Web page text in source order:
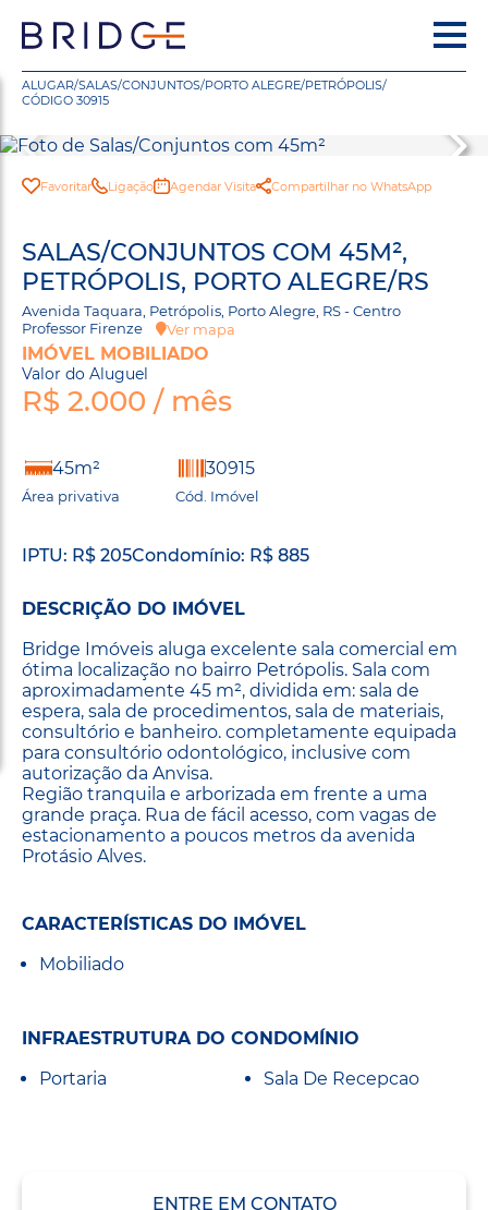
ALUGAR/SALAS/CONJUNTOS/PORTO ALEGRE/PETRÓPOLIS/
CÓDIGO 30915
Favoritar Ligação Agendar Visita Compartilhar no WhatsApp
SALAS/CONJUNTOS COM 45M²,
PETRÓPOLIS, PORTO ALEGRE/RS
Avenida Taquara, Petrópolis, Porto Alegre, RS - Centro
Professor Firenze
Ver mapa
IMÓVEL MOBILIADO
Valor do Aluguel
R$ 2.000 / mês
45m²
Área privativa
30915
Cód. Imóvel
IPTU: R$ 205Condomínio: R$ 885
DESCRIÇÃO DO IMÓVEL
Bridge Imóveis aluga excelente sala comercial em
ótima localização no bairro Petrópolis. Sala com
aproximadamente 45 m², dividida em: sala de
espera, sala de procedimentos, sala de materiais,
consultório e banheiro. completamente equipada
para consultório odontológico, inclusive com
autorização da Anvisa.
Região tranquila e arborizada em frente a uma
grande praça. Rua de fácil acesso, com vagas de
estacionamento a poucos metros da avenida
Protásio Alves.
CARACTERÍSTICAS DO IMÓVEL
Mobiliado
INFRAESTRUTURA DO CONDOMÍNIO
Portaria
Sala De Recepcao
ENTRE EM CONTATO